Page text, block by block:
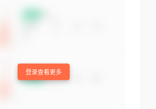
登录查看更多